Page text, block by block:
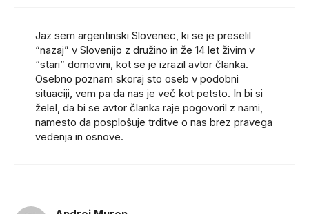
Jaz sem argentinski Slovenec, ki se je preselil
“nazaj” v Slovenijo z družino in že 14 let živim v
“stari” domovini, kot se je izrazil avtor članka.
Osebno poznam skoraj sto oseb v podobni
situaciji, vem pa da nas je več kot petsto. In bi si
želel, da bi se avtor članka raje pogovoril z nami,
namesto da posplošuje trditve o nas brez pravega
vedenja in osnove.